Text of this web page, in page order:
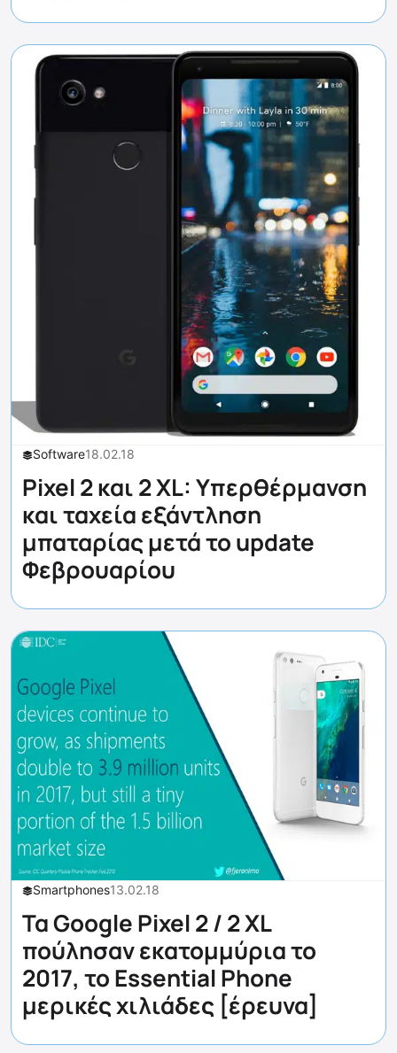
Software18.02.18
Pixel 2 και 2 XL: Υπερθέρμανση
και ταχεία εξάντληση
μπαταρίας μετά το update
Φεβρουαρίου
Smartphones13.02.18
Τα Google Pixel 2 / 2 XL
πούλησαν εκατομμύρια το
2017, το Essential Phone
μερικές χιλιάδες [έρευνα]